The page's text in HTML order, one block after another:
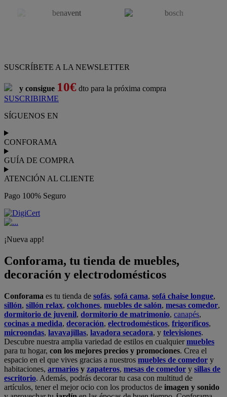
SUSCRÍBETE A LA NEWSLETTER
y consigue 10€ dto para la próxima compra
SUSCRIBIRME
SÍGUENOS EN
CONFORAMA
GUÍA DE COMPRA
ATENCIÓN AL CLIENTE
Pago 100% Seguro
¡Nueva app!
Conforama, tu tienda de muebles,
decoración y electrodomésticos
Conforama es tu tienda de sofás, sofá cama, sofá chaise longue,
sillón, sillón relax, colchones, muebles de salón, mesas comedor,
dormitorio de juvenil, dormitorio de matrimonio, canapés,
cocinas a medida, decoración, electrodomésticos, frigoríficos,
microondas, lavavajillas, lavadora secadora, y televisiones.
Descubre nuestra amplia variedad de estilos en cualquiermuebles
para tu hogar, con los mejores precios y promociones. Crea el
espacio en el que vives gracias a nuestros muebles de comedor y
habitaciones, armarios y zapateros, mesas de comedor y sillas de
escritorio. Además, podrás decorar tu casa con multitud de
artículos, tener el mejor ocio con los productos de imagen y sonido